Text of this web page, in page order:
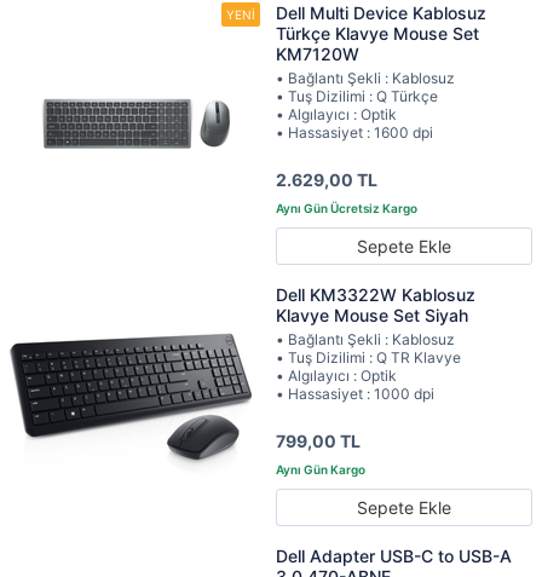
Dell Multi Device Kablosuz
Türkçe Klavye Mouse Set
KM7120W
• Bağlantı Şekli : Kablosuz
• Tuş Dizilimi : Q Türkçe
• Algılayıcı : Optik
• Hassasiyet : 1600 dpi
2.629,00 TL
Sepete Ekle
Dell KM3322W Kablosuz
Klavye Mouse Set Siyah
• Bağlantı Şekli : Kablosuz
• Tuş Dizilimi : Q TR Klavye
• Algılayıcı : Optik
• Hassasiyet : 1000 dpi
799,00 TL
Sepete Ekle
Dell Adapter USB-C to USB-A